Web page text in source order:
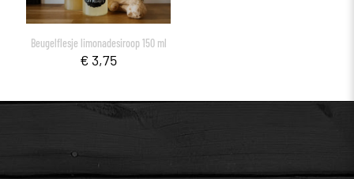
Beugelflesje limonadesiroop 150 ml
€ 3,75